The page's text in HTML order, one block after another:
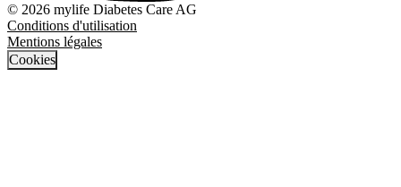
© 2026 mylife Diabetes Care AG
Conditions d'utilisation
Mentions légales
Cookies